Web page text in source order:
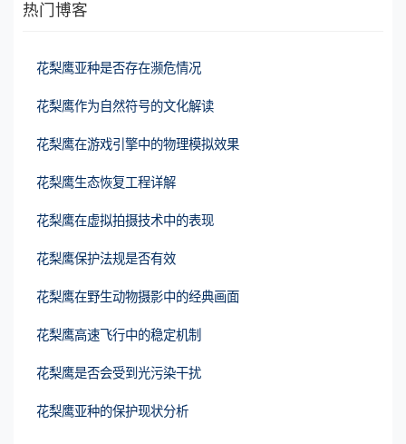
热门博客
花梨鹰亚种是否存在濒危情况
花梨鹰作为自然符号的文化解读
花梨鹰在游戏引擎中的物理模拟效果
花梨鹰生态恢复工程详解
花梨鹰在虚拟拍摄技术中的表现
花梨鹰保护法规是否有效
花梨鹰在野生动物摄影中的经典画面
花梨鹰高速飞行中的稳定机制
花梨鹰是否会受到光污染干扰
花梨鹰亚种的保护现状分析